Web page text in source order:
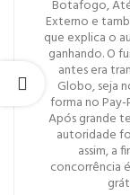
Botafogo,
Externo e
que explica o
ganhando. O
antes era
Globo, seja
forma no
Após grande
autoridade
assim, a
concorrência